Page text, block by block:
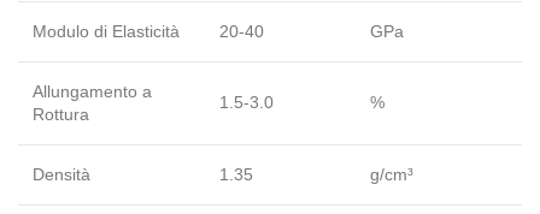
Modulo di Elasticità 20-40 GPa
Allungamento a
Rottura
1.5-3.0 %
Densità 1.35 g/cm³